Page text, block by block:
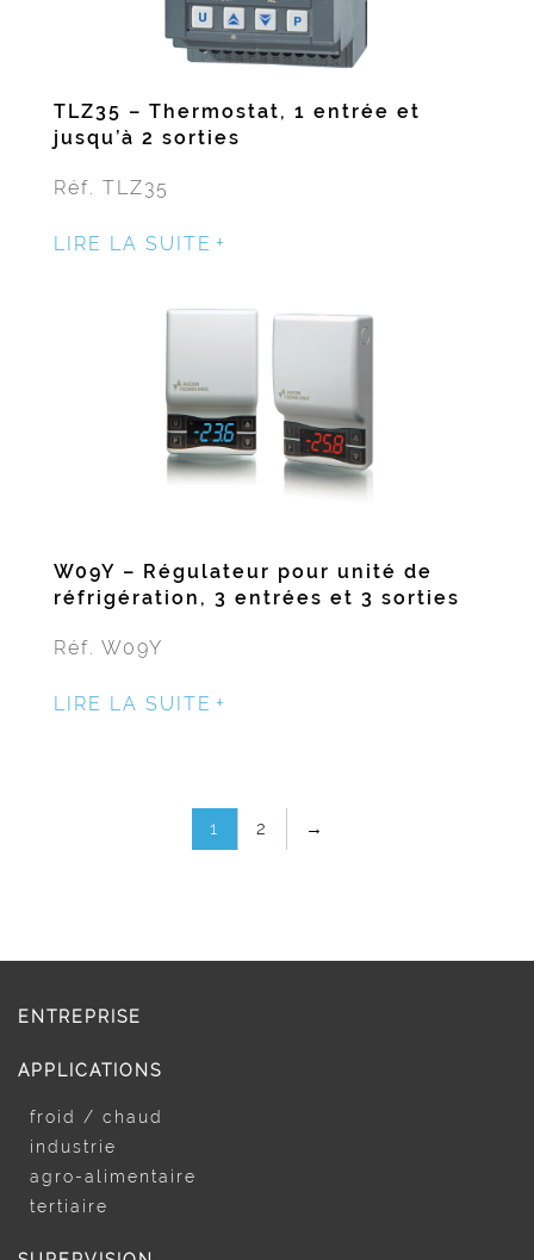
TLZ35 – Thermostat, 1 entrée et
jusqu’à 2 sorties
Réf. TLZ35
LIRE LA SUITE
W09Y – Régulateur pour unité de
réfrigération, 3 entrées et 3 sorties
Réf. W09Y
LIRE LA SUITE
1 2 →
ENTREPRISE
APPLICATIONS
froid / chaud
industrie
agro-alimentaire
tertiaire